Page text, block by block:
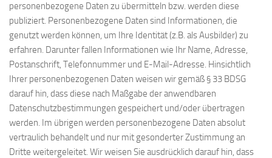
personenbezogene Daten zu übermitteln bzw. werden diese
publiziert. Personenbezogene Daten sind Informationen, die
genutzt werden können, um Ihre Identität (z.B. als Ausbilder) zu
erfahren. Darunter fallen Informationen wie Ihr Name, Adresse,
Postanschrift, Telefonnummer und E-Mail-Adresse. Hinsichtlich
Ihrer personenbezogenen Daten weisen wir gemäß § 33 BDSG
darauf hin, dass diese nach Maßgabe der anwendbaren
Datenschutzbestimmungen gespeichert und/oder übertragen
werden. Im übrigen werden personenbezogene Daten absolut
vertraulich behandelt und nur mit gesonderter Zustimmung an
Dritte weitergeleitet. Wir weisen Sie ausdrücklich darauf hin, dass